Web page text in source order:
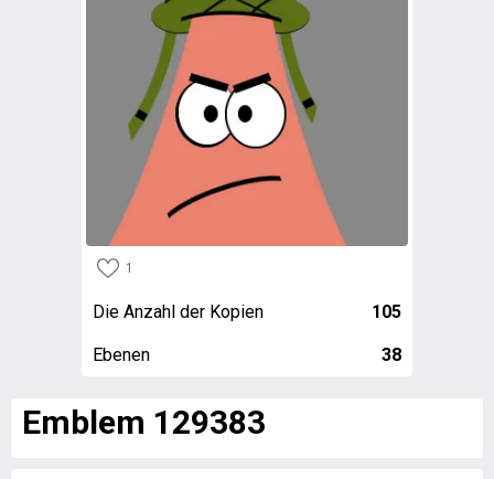
1
Die Anzahl der Kopien 105
Ebenen 38
Emblem 129383